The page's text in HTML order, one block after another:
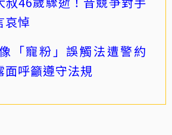
哀悼
「寵粉」誤觸法遭警約
面呼籲遵守法規